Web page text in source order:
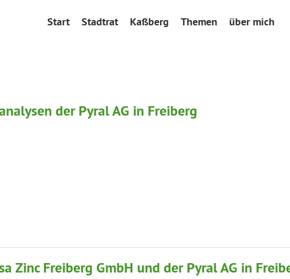
Start Stadtrat Kaßberg Themen über mich
der Pyral AG in Freiberg
Zinc Freiberg GmbH und der Pyral AG in